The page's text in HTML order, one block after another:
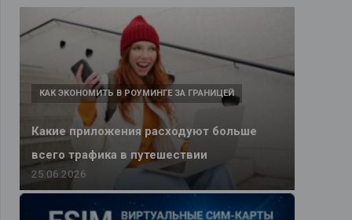
Какие приложения расходуют больше
всего трафика в путешествии
КАК ЭКОНОМИТЬ В РОУМИНГЕ ЗА ГРАНИЦЕЙ
25.06.2026